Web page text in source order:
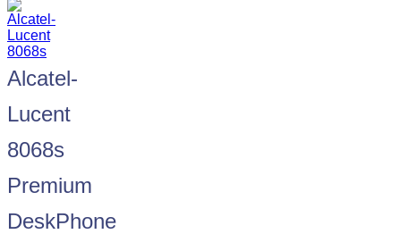
Alcatel-
Lucent
8068s
Premium
DeskPhone